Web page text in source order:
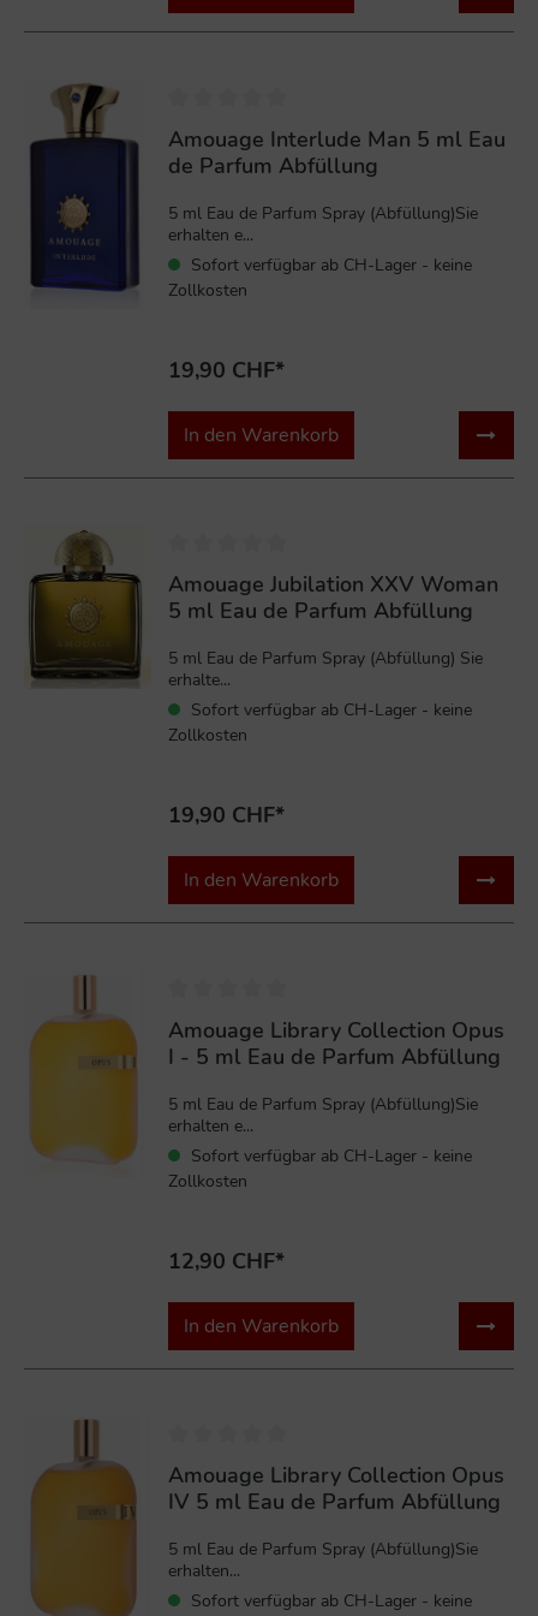
Amouage Interlude Man 5 ml Eau
de Parfum Abfüllung
5 ml Eau de Parfum Spray (Abfüllung)Sie
erhalten e...
Sofort verfügbar ab CH-Lager - keine
Zollkosten
19,90 CHF*
In den Warenkorb
Amouage Jubilation XXV Woman
5 ml Eau de Parfum Abfüllung
5 ml Eau de Parfum Spray (Abfüllung) Sie
erhalte...
Sofort verfügbar ab CH-Lager - keine
Zollkosten
19,90 CHF*
In den Warenkorb
Amouage Library Collection Opus
I - 5 ml Eau de Parfum Abfüllung
5 ml Eau de Parfum Spray (Abfüllung)Sie
erhalten e...
Sofort verfügbar ab CH-Lager - keine
Zollkosten
12,90 CHF*
In den Warenkorb
Amouage Library Collection Opus
IV 5 ml Eau de Parfum Abfüllung
5 ml Eau de Parfum Spray (Abfüllung)Sie
erhalten...
Sofort verfügbar ab CH-Lager - keine